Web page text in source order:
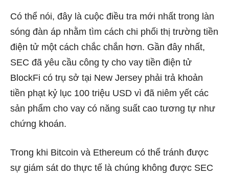
Có thể nói, đây là cuộc điều tra mới nhất trong làn
sóng đàn áp nhằm tìm cách chi phối thị trường tiền
điện tử một cách chắc chắn hơn. Gần đây nhất,
SEC đã yêu cầu công ty cho vay tiền điện tử
BlockFi có trụ sở tại New Jersey phải trả khoản
tiền phạt kỷ lục 100 triệu USD vì đã niêm yết các
sản phẩm cho vay có năng suất cao tương tự như
chứng khoán.
Trong khi Bitcoin và Ethereum có thể tránh được
sự giám sát do thực tế là chúng không được SEC